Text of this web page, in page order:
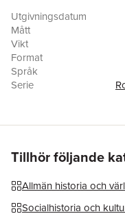
Medieval Empire
placing at centre stage
one another.This book
around the imperial
sources (many
reveals a situation both
transforms our
between men.Between
and general readers who
Society, and Culture, the
of Sexuality.
Utgivningsdatum
Mått
Vikt
Format
Språk
Serie
ISBN
Tillhör följande
Allmän historia och
Socialhistoria och